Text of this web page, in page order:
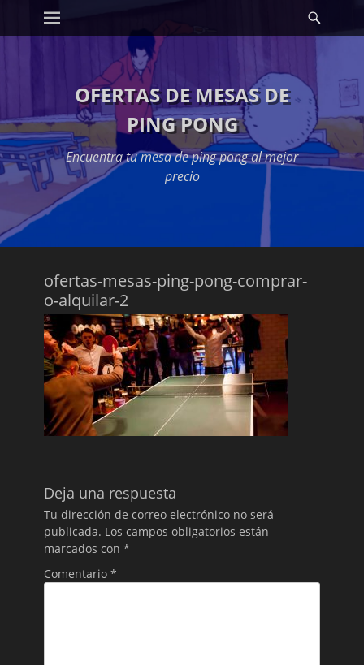
Skip
Primary Menu
OFERTAS DE MESAS DE
PING PONG
Encuentra tu mesa de ping pong al mejor
precio
ofertas-mesas-ping-pong-comprar-
o-alquilar-2
Deja una respuesta
Tu dirección de correo electrónico no será
publicada. Los campos obligatorios están
marcados con *
Comentario *